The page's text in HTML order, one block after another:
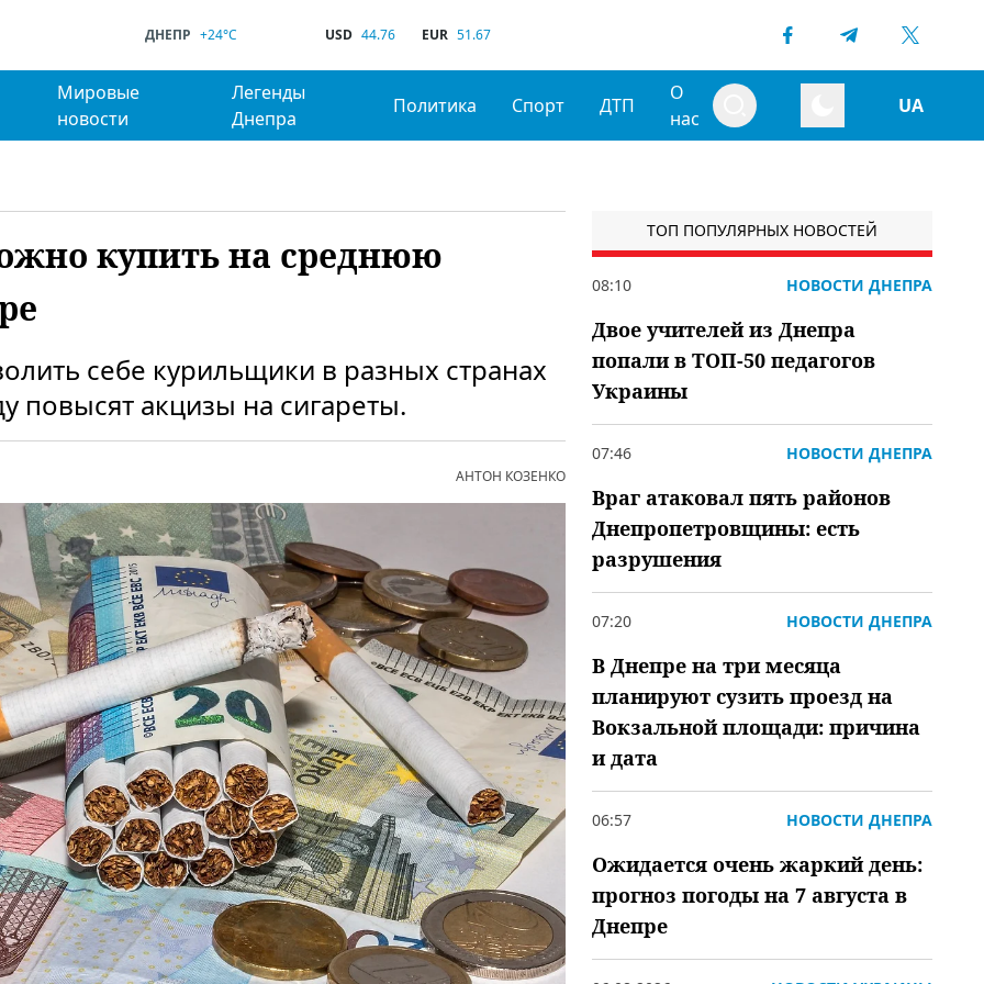
ДНЕПР +24°C USD 44.76 EUR 51.67
Мировые
новости
Легенды
Днепра
Политика Спорт ДТП
О
нас
UA
купить на среднюю
себе курильщики в разных странах
повысят акцизы на сигареты.
АНТОН КОЗЕНКО
ТОП ПОПУЛЯРНЫХ НОВОСТЕЙ
08:10 НОВОСТИ ДНЕПРА
Двое учителей из Днепра
попали в ТОП-50 педагогов
Украины
07:46 НОВОСТИ ДНЕПРА
Враг атаковал пять районов
Днепропетровщины: есть
разрушения
07:20 НОВОСТИ ДНЕПРА
В Днепре на три месяца
планируют сузить проезд на
Вокзальной площади: причина
и дата
06:57 НОВОСТИ ДНЕПРА
Ожидается очень жаркий день:
прогноз погоды на 7 августа в
Днепре